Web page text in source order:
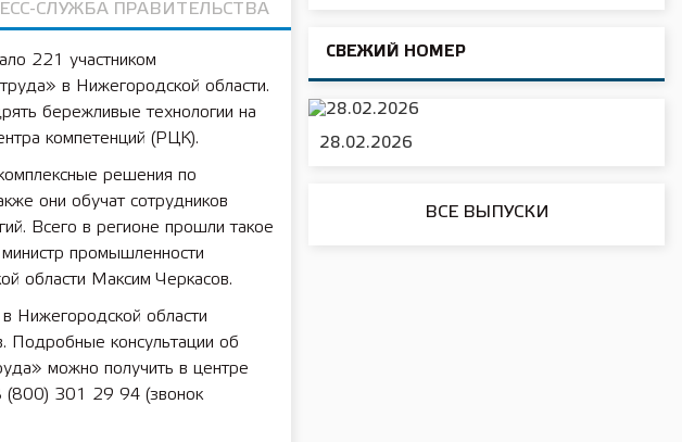
СЛУЖБА ПРАВИТЕЛЬСТВА
221 участником
в Нижегородской области.
бережливые технологии на
компетенций (РЦК).
решения по
они обучат сотрудников
Всего в регионе прошли такое
промышленности
области Максим Черкасов.
Нижегородской области
Подробные консультации об
можно получить в центре
(800) 301 29 94 (звонок
СВЕЖИЙ НОМЕР
28.02.2026
ВСЕ ВЫПУСКИ